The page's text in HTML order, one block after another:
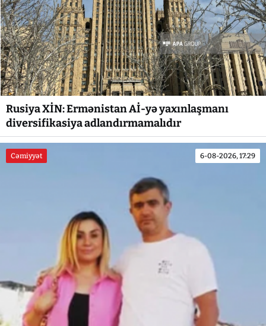
Rusiya XİN: Ermənistan Aİ-yə yaxınlaşmanı
diversifikasiya adlandırmamalıdır
Cəmiyyət 6-08-2026, 17:29